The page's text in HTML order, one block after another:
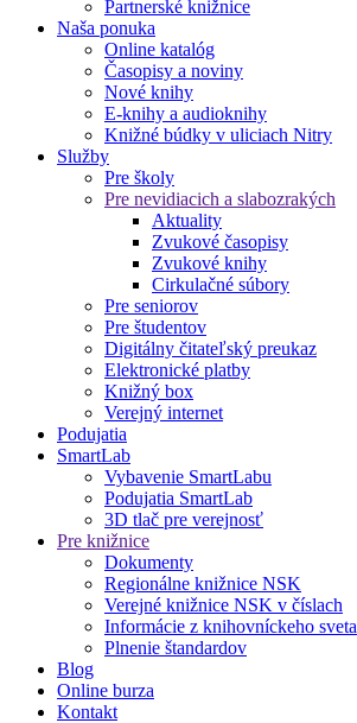
Partnerské knižnice
Naša ponuka
Online katalóg
Časopisy a noviny
Nové knihy
E-knihy a audioknihy
Knižné búdky v uliciach Nitry
Služby
Pre školy
Pre nevidiacich a slabozrakých
Aktuality
Zvukové časopisy
Zvukové knihy
Cirkulačné súbory
Pre seniorov
Pre študentov
Digitálny čitateľský preukaz
Elektronické platby
Knižný box
Verejný internet
Podujatia
SmartLab
Vybavenie SmartLabu
Podujatia SmartLab
3D tlač pre verejnosť
Pre knižnice
Dokumenty
Regionálne knižnice NSK
Verejné knižnice NSK v číslach
Informácie z knihovníckeho sveta
Plnenie štandardov
Blog
Online burza
Kontakt